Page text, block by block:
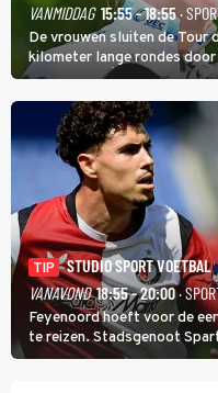
VANMIDDAG 15:55 - 18:55·
De vrouwen sluiten de Tour
kilometer lange rondes
zware Col d'Èze. Aan de
de eindwinnaar de laatste
TIP
STUDIO SPORT VOETBAL
VANAVOND 18:55 - 20:00·
Feyenoord hoeft voor de
te reizen. Stadsgenoot
verderop. Feyenoord trok